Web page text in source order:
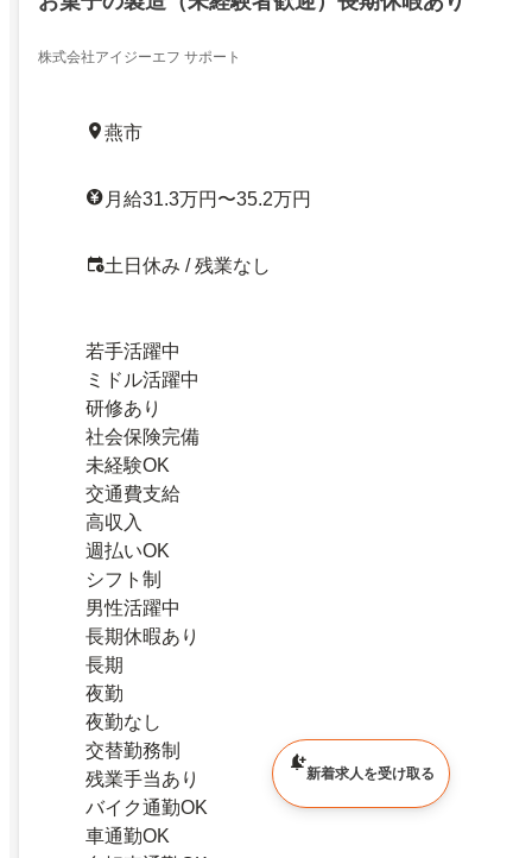
株式会社アイジーエフ サポート
燕市
月給31.3万円〜35.2万円
土日休み / 残業なし
若手活躍中
ミドル活躍中
研修あり
社会保険完備
未経験OK
交通費支給
高収入
週払いOK
シフト制
男性活躍中
長期休暇あり
長期
夜勤
夜勤なし
交替勤務制
残業手当あり
バイク通勤OK
車通勤OK
新着求人を受け取る